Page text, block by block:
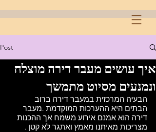
Post
איך עושים מעבר דירה מוצלח
ונמנעים מסיוט מתמשך
הבעיה המרכזית במעבר דירה ברוב
הבתים היא ההערכות המוקדמת .מעבר
דירה הוא אמנם אירוע משמח אך ההכנות
מצריכות מאיתנו מאמץ ואתגר לא קטן .